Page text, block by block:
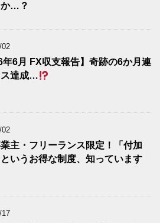
…？
02
年6月 FX収支報告】奇跡の6か月連
ス達成…
02
主・フリーランス限定！「付加
いうお得な制度、知っています
17